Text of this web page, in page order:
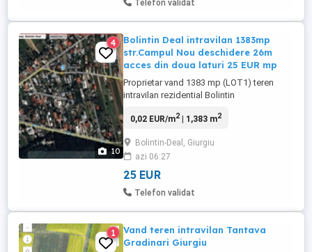
Telefon validat
10
4
Bolintin Deal intravilan 1383mp
str.Campul Nou deschidere 26m
acces din doua laturi 25 EUR mp
Proprietar vand 1383 mp (LOT1) teren
intravilan rezidential Bolintin
nou (DJ601 intrare dinspre Ciorogarla,
18Km de Bucuresti şi 2km de nodul
Ciorogarla A0-DJ601), plus cota indiviza 1
2 la parcela alaturata de 532mp (LOT ...
0,02 EUR/m2| 1,383 m2
Bolintin-Deal, Giurgiu
azi 06:27
25 EUR
Telefon validat
1
Vand teren intravilan Tantava
Gradinari Giurgiu